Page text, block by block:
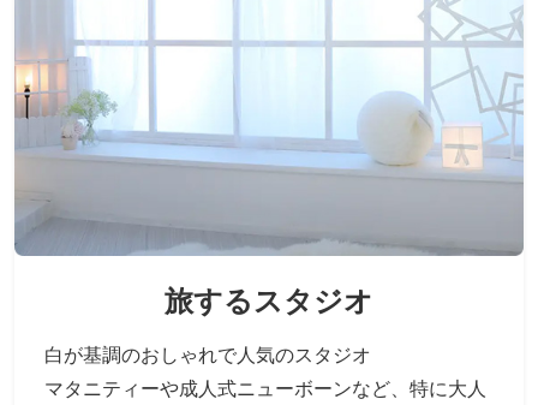
旅するスタジオ
白が基調のおしゃれで人気のスタジオ
マタニティーや成人式ニューボーンなど、 特に大人